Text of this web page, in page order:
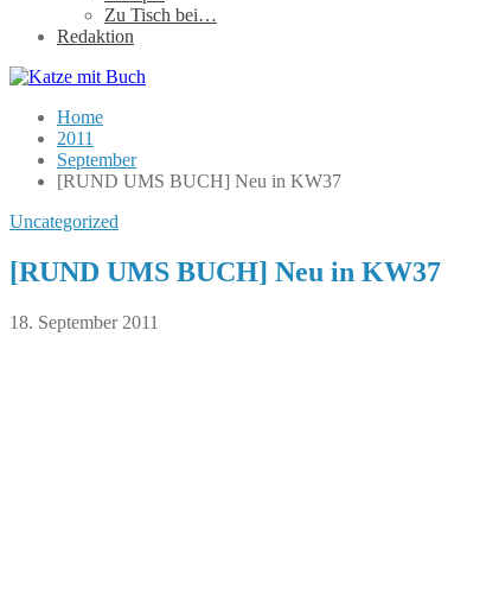
Zu Tisch bei…
Redaktion
Home
2011
September
[RUND UMS BUCH] Neu in KW37
Uncategorized
[RUND UMS BUCH] Neu in KW37
18. September 2011